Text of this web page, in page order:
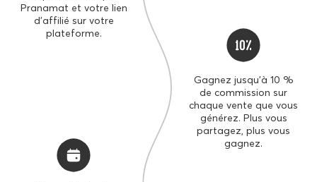
10%
TAUX DE COMMISSION OFFRES SPÉCIALES
Pranamat et votre lien
d'affilié sur votre
plateforme.
Gagnez jusqu'à 10 %
de commission sur
chaque vente que vous
générez. Plus vous
partagez, plus vous
gagnez.